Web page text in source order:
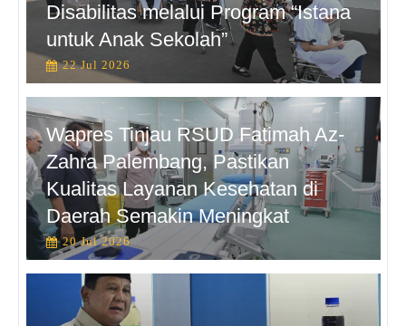
Disabilitas melalui Program “Istana
untuk Anak Sekolah”
22 Jul 2026
Wapres Tinjau RSUD Fatimah Az-
Zahra Palembang, Pastikan
Kualitas Layanan Kesehatan di
Daerah Semakin Meningkat
20 Jul 2026